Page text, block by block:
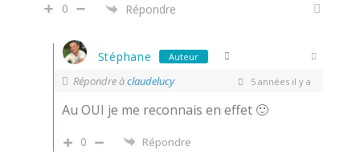
0 Répondre
Stéphane Auteur
Répondre àclaudelucy 5 années il y a
Au OUI je me reconnais en effet 🙂
0 Répondre